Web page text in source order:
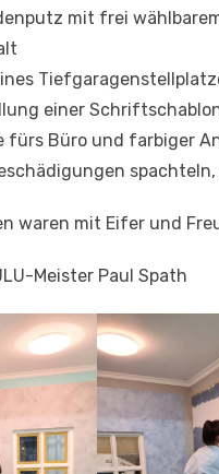
mit frei
einer
fürs Büro und farbiger
waren mit Eifer und
Meister Paul Spath